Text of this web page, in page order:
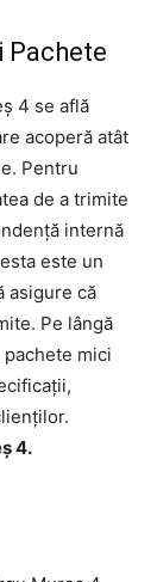
Pachete
4 se află
acoperă atât
Pentru
de a trimite
internă
este un
asigure că
Pe lângă
mici
4.